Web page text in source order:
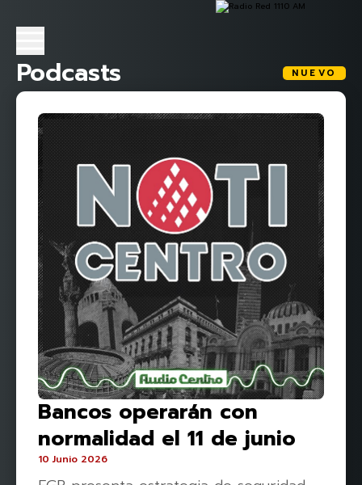
Podcasts NUEVO
Bancos operarán con
normalidad el 11 de junio
10 Junio 2026